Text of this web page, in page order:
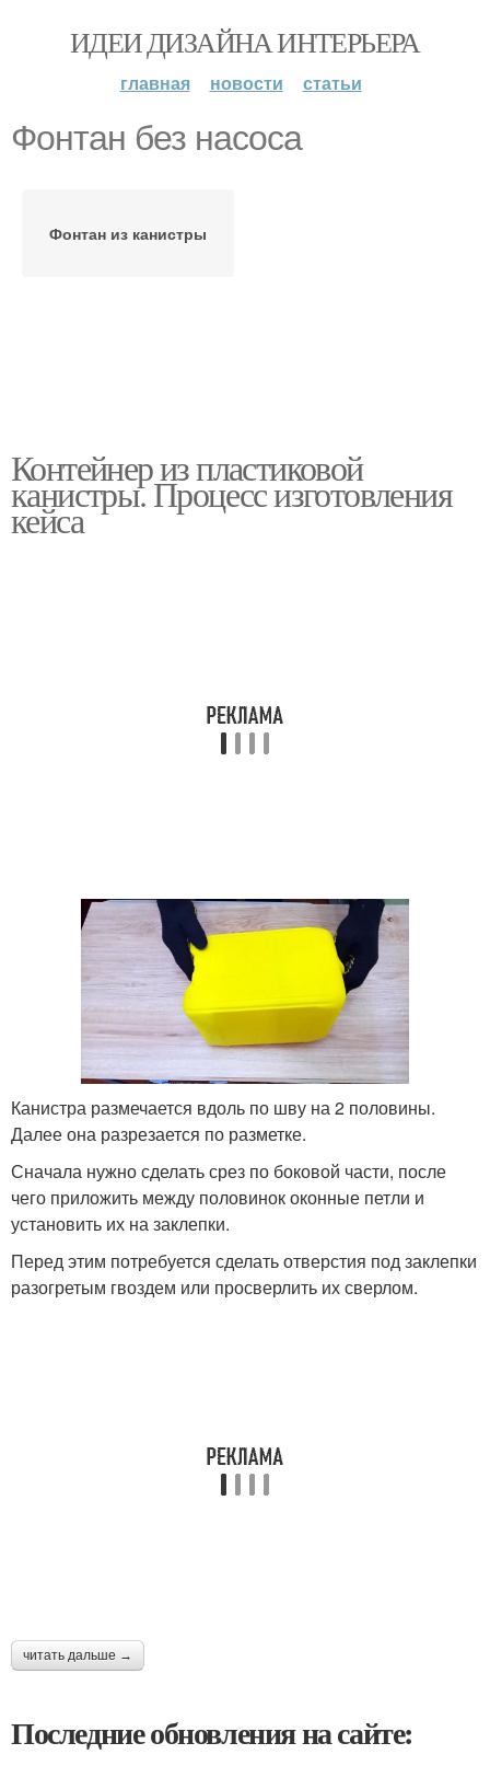
ИДЕИ ДИЗАЙНА ИНТЕРЬЕРА
главная новости статьи
Фонтан без насоса
Фонтан из канистры
Контейнер из пластиковой
канистры. Процесс изготовления
кейса
Канистра размечается вдоль по шву на 2 половины.
Далее она разрезается по разметке.
Сначала нужно сделать срез по боковой части, после
чего приложить между половинок оконные петли и
установить их на заклепки.
Перед этим потребуется сделать отверстия под заклепки
разогретым гвоздем или просверлить их сверлом.
читать дальше →
Последние обновления на сайте: